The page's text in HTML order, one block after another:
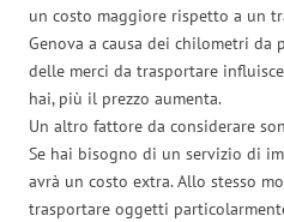
un costo maggiore rispetto a un
Genova a causa dei chilometri da
delle merci da trasportare
hai, più il prezzo aumenta.
Un altro fattore da considerare
Se hai bisogno di un servizio di
avrà un costo extra. Allo stesso
trasportare oggetti